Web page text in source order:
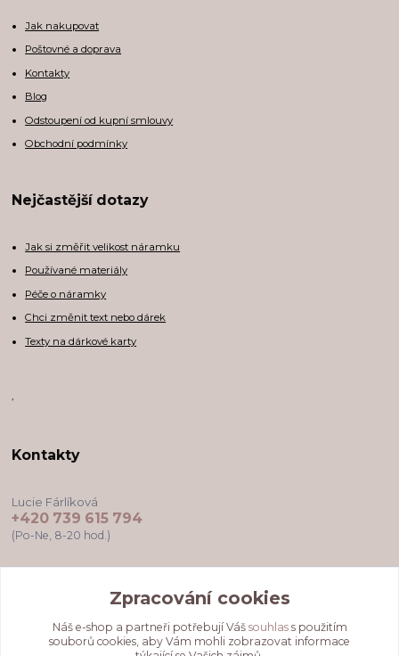
Jak nakupovat
Poštovné a doprava
Kontakty
Blog
Odstoupení od kupní smlouvy
Obchodní podmínky
Nejčastější dotazy
Jak si změřit velikost náramku
Používané materiály
Péče o náramky
Chci změnit text nebo dárek
Texty na dárkové karty
,
Kontakty
Lucie Fárlíková
+420 739 615 794
(Po-Ne, 8-20 hod.)
Zpracování cookies
Náš e-shop a partneři potřebují Váš souhlass použitím
souborů cookies, aby Vám mohli zobrazovat informace